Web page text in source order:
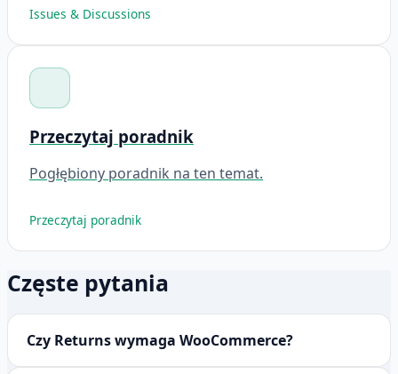
Issues & Discussions
Przeczytaj poradnik
Pogłębiony poradnik na ten temat.
Przeczytaj poradnik
Częste pytania
Czy Returns wymaga WooCommerce?